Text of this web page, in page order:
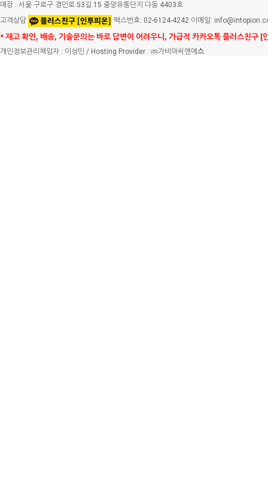
매장 : 서울 구로구 경인로 53길 15 중앙유통단지 다동 4403호
고객상담
팩스번호: 02-6124-4242 이메일:
* 재고 확인, 배송, 기술문의는 바로 답변이 어려우니, 가급적 카카오톡 플러스친구 [
개인정보관리책임자 : 이성민 / Hosting Provider : ㈜가비아씨엔에 스